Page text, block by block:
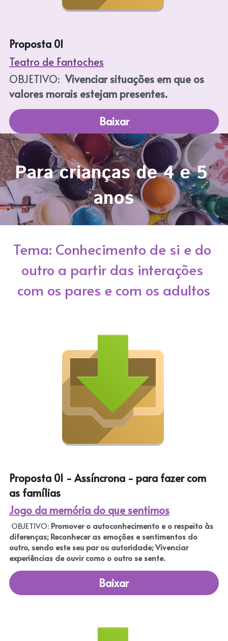
Proposta 01
Teatro de Fantoches
OBJETIVO: Vivenciar situações em que os
valores morais estejam presentes.
Baixar
Para crianças de 4 e 5
anos
Tema: Conhecimento de si e do
outro a partir das interações
com os pares e com os adultos
Proposta 01 - Assíncrona - para fazer com
as famílias
Jogo da memória do que sentimos
OBJETIVO: Promover o autoconhecimento e o respeito às
diferenças; Reconhecer as emoções e sentimentos do
outro, sendo este seu par ou autoridade; Vivenciar
experiências de ouvir como o outro se sente.
Baixar